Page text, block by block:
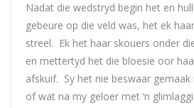
Nadat die wedstryd begin het en
gebeure op die veld was, het ek
streel. Ek het haar skouers onder
en mettertyd het die bloesie oor
afskuif. Sy het nie beswaar gemaak
of wat na my geloer met ‘n